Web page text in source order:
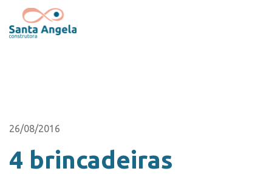
26/08/2016
4 brincadeiras